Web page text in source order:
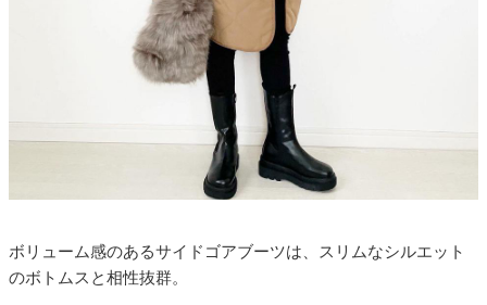
ボリューム感のあるサイドゴアブーツは、スリムなシルエット
のボトムスと相性抜群。